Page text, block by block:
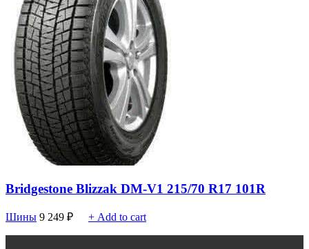
Bridgestone Blizzak DM-V1 215/70 R17 101R
Шины 9 249 ₽ + Add to cart